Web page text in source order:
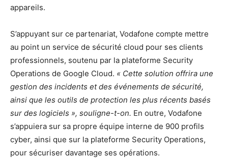
appareils.
S’appuyant sur ce partenariat, Vodafone compte mettre
au point un service de sécurité cloud pour ses clients
professionnels, soutenu par la plateforme Security
Operations de Google Cloud. « Cette solution offrira une
gestion des incidents et des événements de sécurité,
ainsi que les outils de protection les plus récents basés
sur des logiciels », souligne-t-on. En outre, Vodafone
s’appuiera sur sa propre équipe interne de 900 profils
cyber, ainsi que sur la plateforme Security Operations,
pour sécuriser davantage ses opérations.